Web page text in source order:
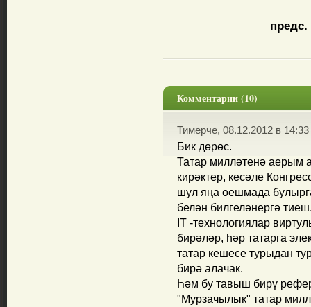
предс.
Комментарии (10)
Тимерче, 08.12.2012 в 14:33
Бик дөрөс.
Татар милләтенә аерым
кирәктер, кесәле
шул яңа оешмада
белән билгеләнергә
IT -технологиялар
бирәләр, һәр татарга
татар кешесе турыдан
бирә алачак.
Һәм бу тавыш бирү
"Мурзачылык" татар